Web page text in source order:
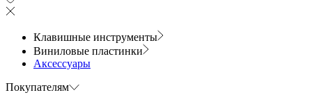
Клавишные инструменты
Виниловые пластинки
Аксессуары
Покупателям